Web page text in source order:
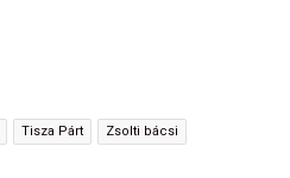
Tisza Párt Zsolti bácsi